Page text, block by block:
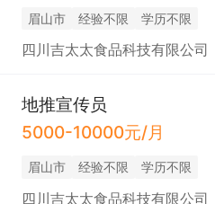
眉山市 经验不限 学历不限
四川吉太太食品科技有限公司
地推宣传员
5000-10000元/月
眉山市 经验不限 学历不限
四川吉太太食品科技有限公司